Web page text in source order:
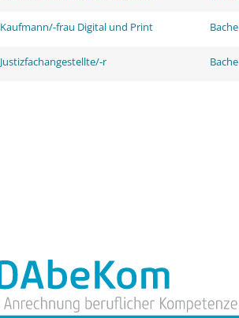
Kaufmann/-frau Digital und Print
Justizfachangestellte/-r